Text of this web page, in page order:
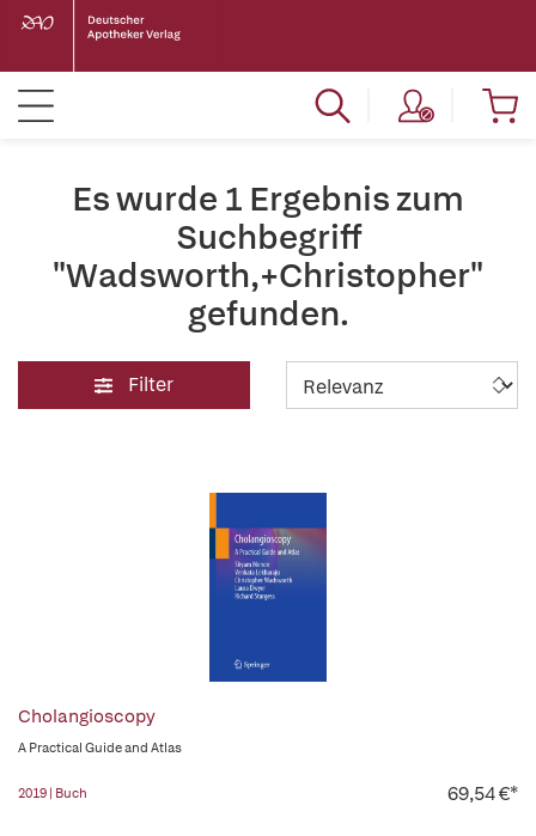
Es wurde 1 Ergebnis zum
Suchbegriff
"Wadsworth,+Christopher"
gefunden.
Filter
Cholangioscopy
A Practical Guide and Atlas
2019 | Buch 69,54 €*